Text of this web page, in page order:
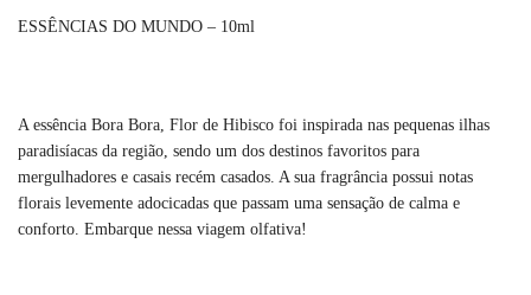
ESSÊNCIAS DO MUNDO – 10ml
A essência Bora Bora, Flor de Hibisco foi inspirada nas pequenas ilhas
paradisíacas da região, sendo um dos destinos favoritos para
mergulhadores e casais recém casados. A sua fragrância possui notas
florais levemente adocicadas que passam uma sensação de calma e
conforto. Embarque nessa viagem olfativa!